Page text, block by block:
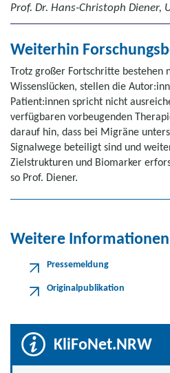
Prof. Dr. Hans-Christoph Diener,
Weiterhin
Trotz großer Fortschritte bestehen
Wissenslücken, stellen die
Patient:innen spricht nicht
verfügbaren vorbeugenden
darauf hin, dass bei Migräne
Signalwege beteiligt sind und
Zielstrukturen und Biomarker
so Prof. Diener.
Weitere Informationen
Pressemeldung
Originalpublikation
KliFoNet.NRW